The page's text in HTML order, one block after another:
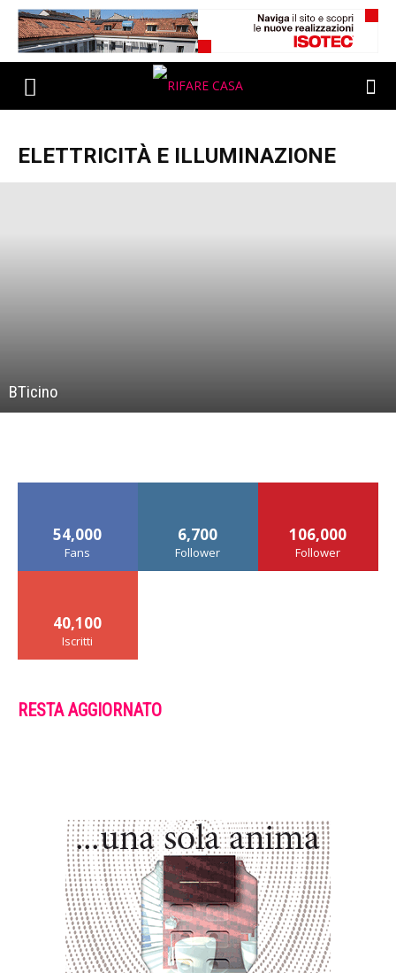
ELETTRICITÀ E ILLUMINAZIONE
BTicino
54,000
Fans
6,700
Follower
106,000
Follower
40,100
Iscritti
RESTA AGGIORNATO